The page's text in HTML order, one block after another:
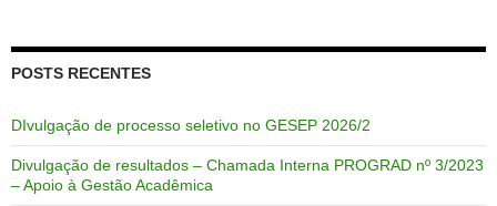
POSTS RECENTES
DIvulgação de processo seletivo no GESEP 2026/2
Divulgação de resultados – Chamada Interna PROGRAD nº 3/2023
– Apoio à Gestão Acadêmica